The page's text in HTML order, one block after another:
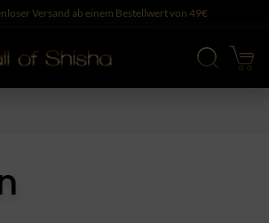
Versand ab einem Bestellwert von 49€